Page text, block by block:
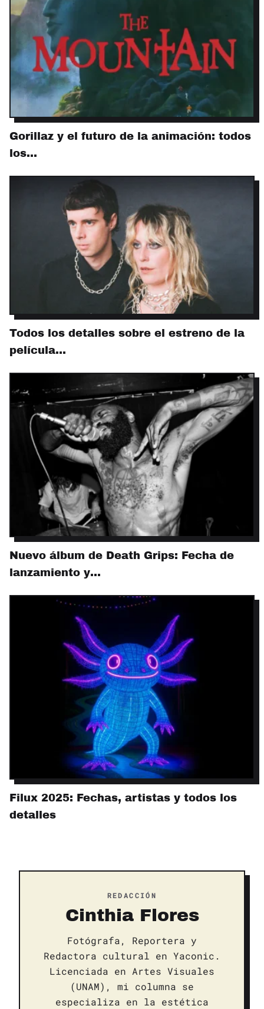
Gorillaz y el futuro de la animación: todos
los…
Todos los detalles sobre el estreno de la
película…
Nuevo álbum de Death Grips: Fecha de
lanzamiento y…
Filux 2025: Fechas, artistas y todos los
detalles
REDACCIÓN
Cinthia Flores
Fotógrafa, Reportera y
Redactora cultural en Yaconic.
Licenciada en Artes Visuales
(UNAM), mi columna se
especializa en la estética